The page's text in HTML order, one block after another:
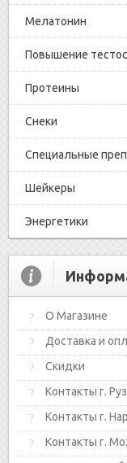
Мелатонин
Повышение
Протеины
Снеки
Специальные
Шейкеры
Энергетики
О Магазине
Доставка и
Скидки
Контакты г.
Контакты г.
Контакты г.